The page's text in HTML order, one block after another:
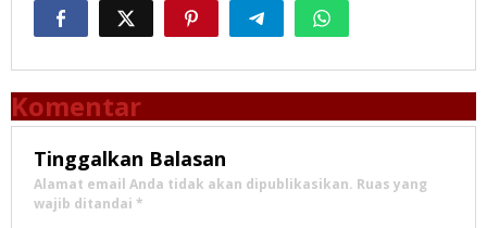
Komentar
Tinggalkan Balasan
Alamat email Anda tidak akan dipublikasikan. Ruas yang
wajib ditandai *